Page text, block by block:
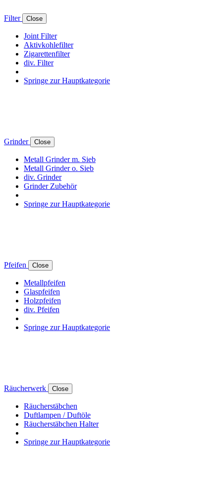
Filter Close
Joint Filter
Aktivkohlefilter
Zigarettenfilter
div. Filter
Springe zur Hauptkategorie
Grinder Close
Metall Grinder m. Sieb
Metall Grinder o. Sieb
div. Grinder
Grinder Zubehör
Springe zur Hauptkategorie
Pfeifen Close
Metallpfeifen
Glaspfeifen
Holzpfeifen
div. Pfeifen
Springe zur Hauptkategorie
Räucherwerk Close
Räucherstäbchen
Duftlampen / Duftöle
Räucherstäbchen Halter
Springe zur Hauptkategorie